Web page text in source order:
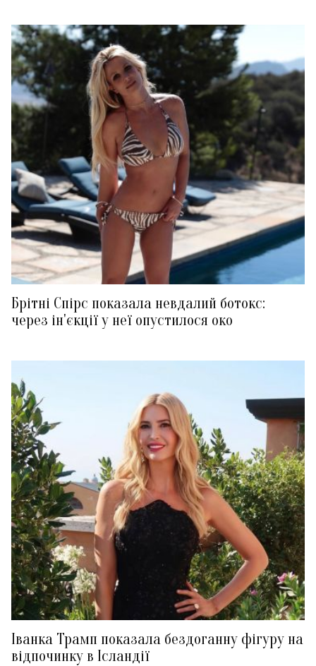
Брітні Спірс показала невдалий ботокс:
через ін'єкції у неї опустилося око
Іванка Трамп показала бездоганну фігуру на
відпочинку в Ісландії